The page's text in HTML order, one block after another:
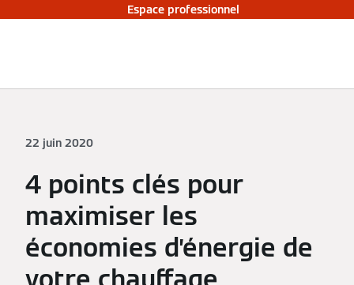
Espace professionnel
22 juin 2020
4 points clés pour
maximiser les
économies d’énergie de